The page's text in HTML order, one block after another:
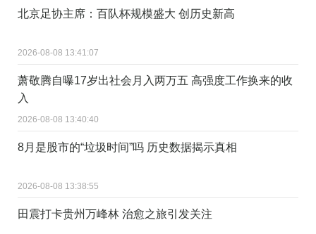
北京足协主席：百队杯规模盛大 创历史新高
2026-08-08 13:41:07
萧敬腾自曝17岁出社会月入两万五 高强度工作换来的收
入
2026-08-08 13:40:40
8月是股市的“垃圾时间”吗 历史数据揭示真相
2026-08-08 13:38:55
田震打卡贵州万峰林 治愈之旅引发关注